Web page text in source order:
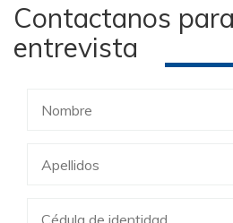
Contactanos
entrevista